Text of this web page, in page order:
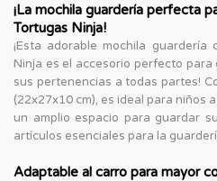
¡La mochila guardería perfecta
Tortugas Ninja!
¡Esta adorable mochila
Ninja es el accesorio perfecto
sus pertenencias a todas partes!
(22x27x10 cm), es ideal para niños
un amplio espacio para guardar
artículos esenciales para la
Adaptable al carro para mayor